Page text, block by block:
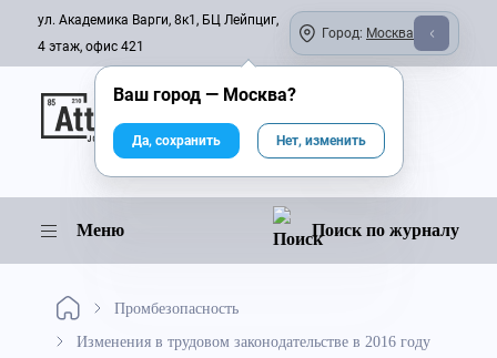
ул. Академика Варги, 8к1, БЦ Лейпциг,
4 этаж, офис 421
Город: Москва
Онлайн-журнал
Меню Поиск по журналу
Промбезопасность
Изменения в трудовом законодательстве в 2016 году
Ваш город — Москва?
Да, сохранить Нет, изменить